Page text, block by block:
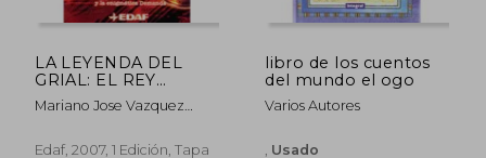
45% $ 158.454 35%
LA LEYENDA DEL
GRIAL: EL REY
ARTURO, LOS
CABALLERO DE LA
LA ENIGMATICA
Mariano Jose Vazquez
Edaf, 2007, 1 Edición, Tapa
libro de los cuentos
del mundo el ogo
Varios Autores
Usado